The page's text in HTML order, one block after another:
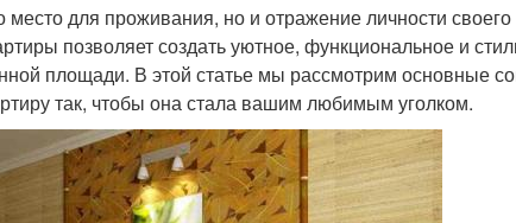
для проживания, но и отражение личности
позволяет создать уютное, функциональное и
площади. В этой статье мы рассмотрим основные
так, чтобы она стала вашим любимым уголком.